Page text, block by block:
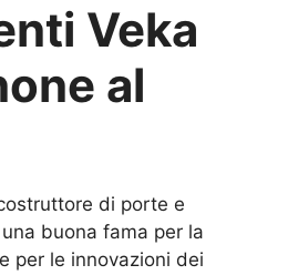
Veka
al
di porte e
buona fama per la
per le innovazioni dei